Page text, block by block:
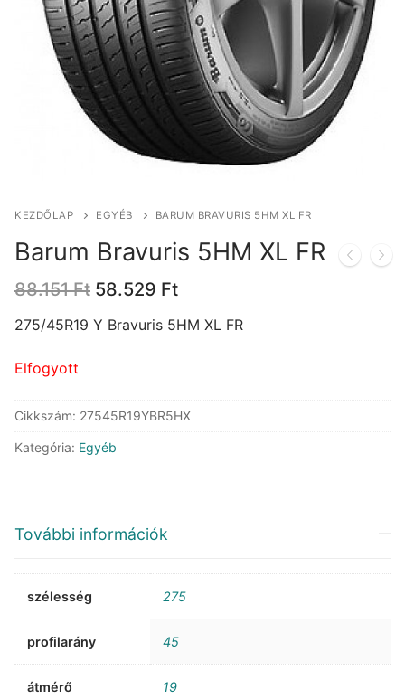
KEZDŐLAP EGYÉB BARUM BRAVURIS 5HM XL FR
Barum Bravuris 5HM XL FR
88.151Ft Original
was:
58.529 FtCurrent
is:
275/45R19 Y Bravuris 5HM XL FR
Elfogyott
Cikkszám: 27545R19YBR5HX
Kategória: Egyéb
További információk
szélesség 275
profilarány 45
átmérő 19